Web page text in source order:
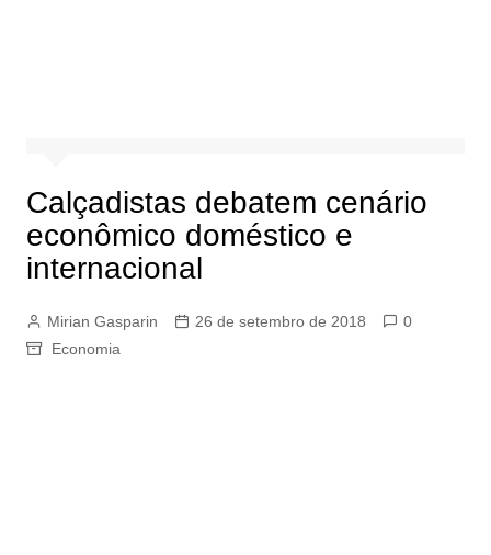
Calçadistas debatem cenário
econômico doméstico e
internacional
Mirian Gasparin 26 de setembro de 2018
0
Economia